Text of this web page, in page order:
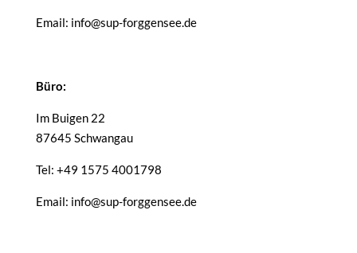
Email: info@sup-forggensee.de
Büro:
Im Buigen 22
87645 Schwangau
Tel: +49 1575 4001798
Email: info@sup-forggensee.de